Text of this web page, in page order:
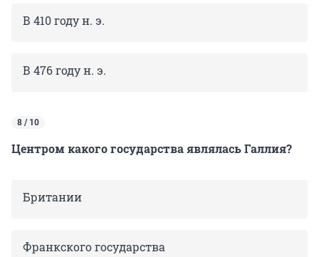
В 410 году н. э.
В 476 году н. э.
8 / 10
Центром какого государства являлась Галлия?
Британии
Франкского государства